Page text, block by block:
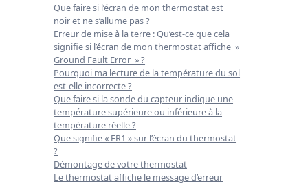
Que faire si l’écran de mon thermostat est
noir et ne s’allume pas ?
Erreur de mise à la terre : Qu’est-ce que cela
signifie si l’écran de mon thermostat affiche »
Ground Fault Error » ?
Pourquoi ma lecture de la température du sol
est-elle incorrecte ?
Que faire si la sonde du capteur indique une
température supérieure ou inférieure à la
température réelle ?
Que signifie « ER1 » sur l’écran du thermostat
?
Démontage de votre thermostat
Le thermostat affiche le message d’erreur